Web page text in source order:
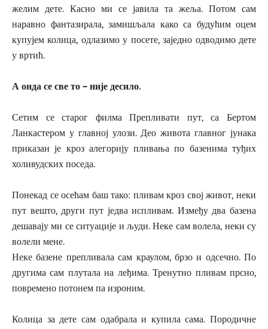
желим дете. Касно ми се јавила та жеља. Потом сам
наравно фантазирала, замишљала како са будућим оцем
купујем колица, одлазимо у посете, заједно одводимо дете
у вртић.
А онда се све то – није десило.
Сетим се старог филма Препливати пут, са Бертом
Ланкастером у главној улози. Део живота главног јунака
приказан је кроз алегорију пливања по базенима туђих
холивудских поседа.
Понекад се осећам баш тако: пливам кроз свој живот, неки
пут вешто, други пут једва испливам. Између два базена
дешавају ми се ситуације и људи. Неке сам волела, неки су
волели мене.
Неке базене препливала сам краулом, брзо и одсечно. По
другима сам плутала на леђима. Тренутно пливам прсно,
повремено потонем па изроним.
Колица за дете сам одабрала и купила сама. Породичне